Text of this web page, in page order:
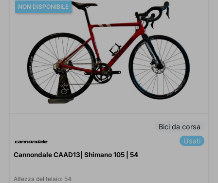
Bici da corsa
Usati
Cannondale CAAD13| Shimano 105 | 54
Altezza del telaio: 54
NON DISPONIBILE